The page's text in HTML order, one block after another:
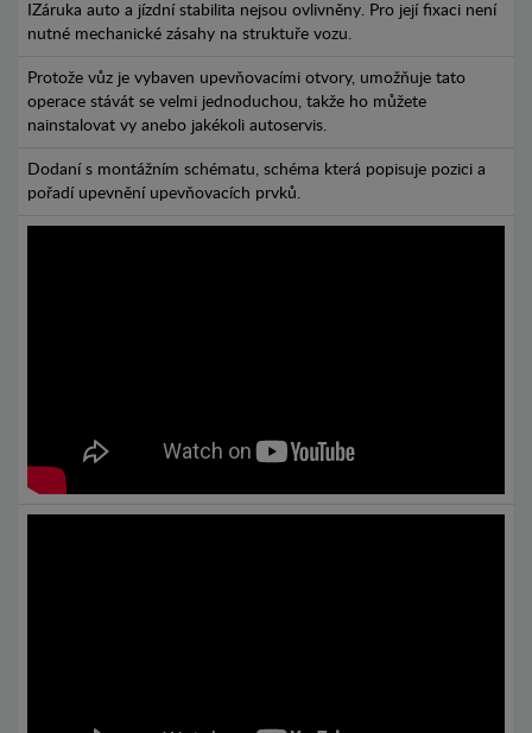
IZáruka auto a jízdní stabilita nejsou ovlivněny. Pro její fixaci není
nutné mechanické zásahy na struktuře vozu.
Protože vůz je vybaven upevňovacími otvory, umožňuje tato
operace stávát se velmi jednoduchou, takže ho můžete
nainstalovat vy anebo jakékoli autoservis.
Dodaní s montážním schématu, schéma která popisuje pozici a
pořadí upevnění upevňovacích prvků.